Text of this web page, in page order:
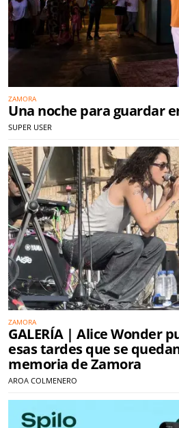
ZAMORA
Una noche para guardar
SUPER USER
ZAMORA
GALERÍA | Alice Wonder
esas tardes que se
memoria de Zamora
AROA COLMENERO